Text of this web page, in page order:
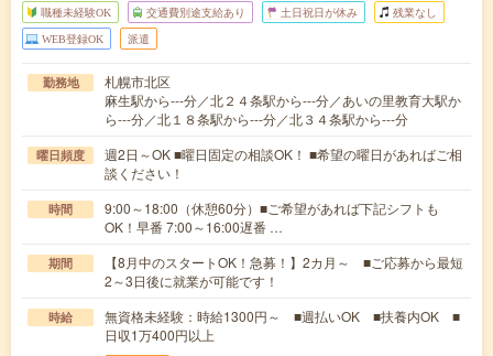
職種未経験OK 交通費別途支給あり 土日祝日が休み 残業なし
WEB登録OK 派遣
勤務地
札幌市北区
麻生駅から---分／北２４条駅から---分／あいの里教育大駅か
ら---分／北１８条駅から---分／北３４条駅から---分
曜日頻度
週2日～OK ■曜日固定の相談OK！ ■希望の曜日があればご相
談ください！
時間
9:00～18:00（休憩60分）■ご希望があれば下記シフトも
OK！早番 7:00～16:00遅番 …
期間
【8月中のスタートOK！急募！】2カ月～ ■ご応募から最短
2～3日後に就業が可能です！
時給
無資格未経験：時給1300円～ ■週払いOK ■扶養内OK ■
日収1万400円以上